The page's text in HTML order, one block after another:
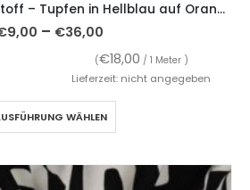
Fibre Mood Viskose Stoff – Tupfen in Hellblau auf Orange
9,00 – €36,00
(€18,00 / 1 Meter )
Lieferzeit: nicht angegeben
WÄHLEN